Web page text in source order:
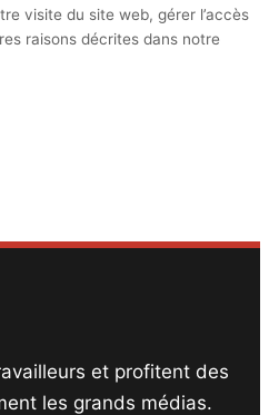
visite du site web, gérer l’accès
raisons décrites dans notre
et profitent des
les grands médias.